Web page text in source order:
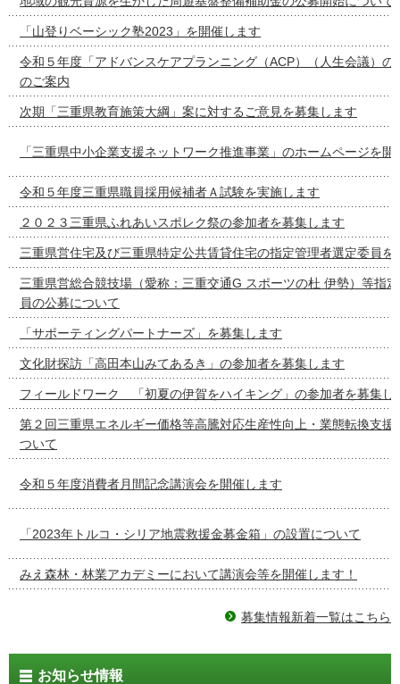
「山登りベーシック塾2023」を開催します
令和５年度「アドバンスケアプランニング（ACP）（人生会議）の
のご案内
次期「三重県教育施策大綱」案に対するご意見を募集します
「三重県中小企業支援ネットワーク推進事業」のホームページを開
令和５年度三重県職員採用候補者Ａ試験を実施します
２０２３三重県ふれあいスポレク祭の参加者を募集します
三重県営住宅及び三重県特定公共賃貸住宅の指定管理者選定委員を
三重県営総合競技場（愛称：三重交通G スポーツの杜 伊勢）等指
員の公募について
「サポーティングパートナーズ」を募集します
文化財探訪「高田本山みてあるき」の参加者を募集します
フィールドワーク 「初夏の伊賀をハイキング」の参加者を募集し
第２回三重県エネルギー価格等高騰対応生産性向上・業態転換支援
ついて
令和５年度消費者月間記念講演会を開催します
「2023年トルコ・シリア地震救援金募金箱」の設置について
みえ森林・林業アカデミーにおいて講演会等を開催します！
募集情報新着一覧はこちら
お知らせ情報